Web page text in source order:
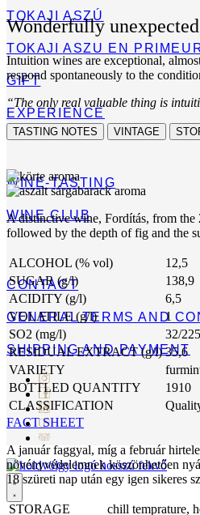
TOKAJI ASZÚ
TOKAJI ASZU EN
GIFT
EXPERIENCE
WINE-TASTING
WINE CLUB
CONTACT
GENERAL TERMS AND
SHIPPING AND PAYMENT
Wonderfully
Intuition wines are exceptional,
respond spontaneously to the
“The only real valuable thing is
TASTING NOTES VINTAGE
A distinctive wine, Fordítás, from the
followed by the depth of fig and the
ALCOHOL (% vol)
12,5
SUGAR (g/l)
138,9
ACIDITY (g/l)
6,5
VOLATILE (g/l)
1
SO2 (mg/l)
32/225
RESIDUAL EXTRACT (g/l) 35,6
VARIETY
BOTTLED QUANTITY
1910
CLASSIFICATION
FACT SHEET
A január faggyal, míg a február
növényvédelemnek köszönhetően
18 szüreti nap után egy igen sikeres
STORAGE
chill temprature,